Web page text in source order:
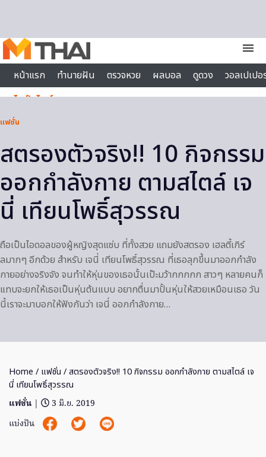
menu
หน้าแรก
ทำนายฝัน ตรวจหวย ผลบอล ดูดวง
วอลเปเป
ไลฟ์สไตล์
แฟชั่น
สตรองตัวจริง!! 10 กิจกรรม
ออกกำลังกาย ตามสไตล์ เจ
นี่ เทียนโพธิ์สุวรรณ
ถือเป็นไอดอลของผู้หญิงสุดแซ่บ ที่ทั้งสวย แถมยังสตรอง เฮลตี้เกิร์
ลมากๆ อีกด้วย สำหรับ เจนี่ เทียนโพธิ์สุวรรณ ที่เธอลุกขึ้นมาออกกำลัง
กายอย่างจริงจัง จนทำให้หุ่นของเธอนั้นเป๊ะมว้ากกกกก สาวๆ หลายคนก็
แทบจะยกให้เธอเป็นหุ่นต้นแบบ อยากตื่นมาปั้นหุ่นให้สวยเหมือนเธอ วัน
นี้เราจะมาบอกให้ฟังกันว่า เจนี่ ออกกำลังกาย…
Home / แฟชั่น / สตรองตัวจริง!! 10 กิจกรรม ออกกำลังกาย ตามสไตล์ เจ
นี่ เทียนโพธิ์สุวรรณ
แฟชั่น |
3 มิ.ย. 2019
แบ่งปัน